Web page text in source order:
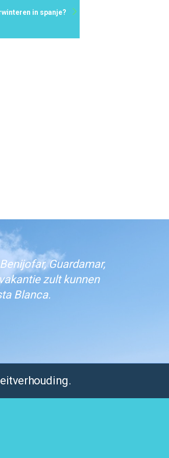
in spanje?
Guardamar,
zult kunnen
Blanca.